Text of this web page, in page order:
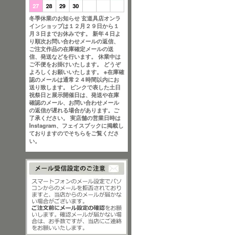
27
28 29
30
冬季休業のお知らせ 玄道具店オンラ
インショップは１２月２９日から１
月３日までお休みです。 新年４日よ
り順次お問い合わせメールの返信、
ご注文作品の在庫確定メールの送
信、発送などを行います。 休業中は
ご不便をお掛けいたします。 どうぞ
よろしくお願いいたします。 ※在庫確
認のメールは通常２４時間以内にお
送り致します。 ピンクで表した土日
祝祭日と展示開催日は、発送や在庫
確認のメール、お問い合わせメール
の返信が遅れる場合があります。ご
了承ください。 実店舗の営業日時は
Instagram、フェイスブックに掲載し
ておりますのでそちらをご覧くださ
い。